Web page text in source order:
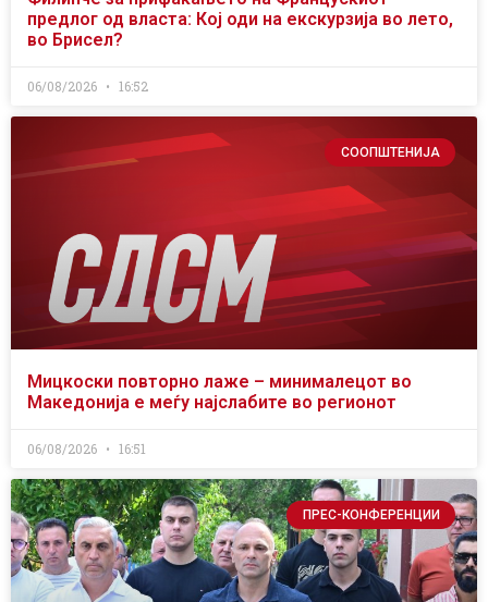
предлог од власта: Кој оди на екскурзија во лето,
во Брисел?
06/08/2026 16:52
СООПШТЕНИЈА
Мицкоски повторно лаже – минималецот во
Македонија е меѓу најслабите во регионот
06/08/2026 16:51
ПРЕС-КОНФЕРЕНЦИИ